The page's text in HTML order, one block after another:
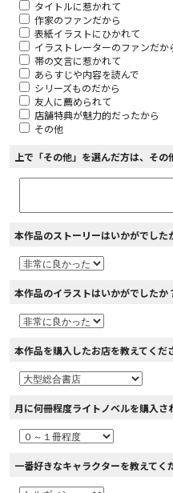
コミ
タイトルに惹かれて
作家のファンだから
表紙イラストにひかれて
イラストレーターのファンだか
帯の文言に惹かれて
あらすじや内容を読んで
シリーズものだから
友人に薦められて
店舗特典が魅力的だったから
その他
上で「その他」を選んだ方は、その
本作品のストーリーはいかがでした
本作品のイラストはいかがでしたか
本作品を購入したお店を教えてくだ
月に何冊程度ライトノベルを購入さ
一番好きなキャラクターを教えてく